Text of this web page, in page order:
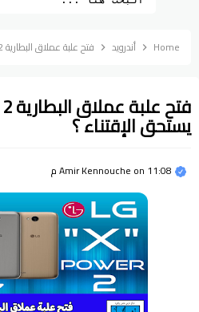
Home أندرويد فتح علبة عملاق البطارية LG XPower 2 هل يستحق الإقتناء ؟
يستحق الإقتناء ؟
Amir Kennouche on 11:08 م